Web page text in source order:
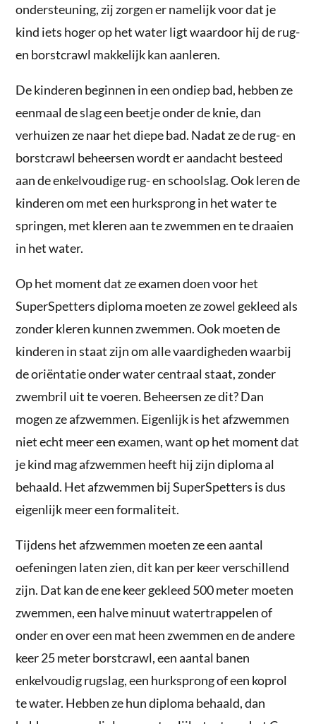
ondersteuning, zij zorgen er namelijk voor dat je
kind iets hoger op het water ligt waardoor hij de rug-
en borstcrawl makkelijk kan aanleren.
De kinderen beginnen in een ondiep bad, hebben ze
eenmaal de slag een beetje onder de knie, dan
verhuizen ze naar het diepe bad. Nadat ze de rug- en
borstcrawl beheersen wordt er aandacht besteed
aan de enkelvoudige rug- en schoolslag. Ook leren de
kinderen om met een hurksprong in het water te
springen, met kleren aan te zwemmen en te draaien
in het water.
Op het moment dat ze examen doen voor het
SuperSpetters diploma moeten ze zowel gekleed als
zonder kleren kunnen zwemmen. Ook moeten de
kinderen in staat zijn om alle vaardigheden waarbij
de oriëntatie onder water centraal staat, zonder
zwembril uit te voeren. Beheersen ze dit? Dan
mogen ze afzwemmen. Eigenlijk is het afzwemmen
niet echt meer een examen, want op het moment dat
je kind mag afzwemmen heeft hij zijn diploma al
behaald. Het afzwemmen bij SuperSpetters is dus
eigenlijk meer een formaliteit.
Tijdens het afzwemmen moeten ze een aantal
oefeningen laten zien, dit kan per keer verschillend
zijn. Dat kan de ene keer gekleed 500 meter moeten
zwemmen, een halve minuut watertrappelen of
onder en over een mat heen zwemmen en de andere
keer 25 meter borstcrawl, een aantal banen
enkelvoudig rugslag, een hurksprong of een koprol
te water. Hebben ze hun diploma behaald, dan